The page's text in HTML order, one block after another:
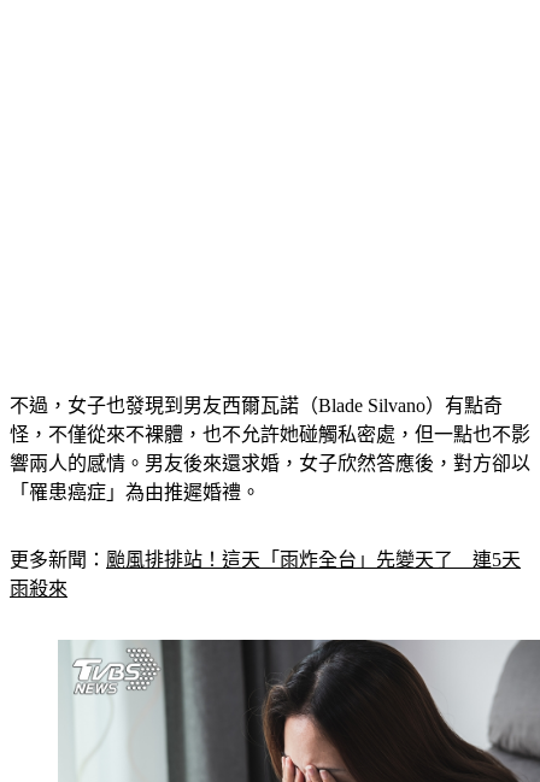
不過，女子也發現到男友西爾瓦諾（Blade Silvano）有點奇
怪，不僅從來不裸體，也不允許她碰觸私密處，但一點也不影
響兩人的感情。男友後來還求婚，女子欣然答應後，對方卻以
更多新聞：